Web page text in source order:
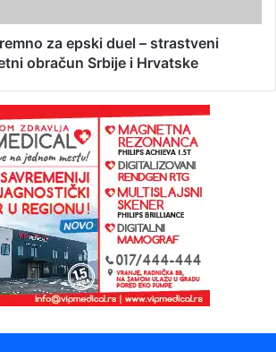
za epski duel – strastveni
obračun Srbije i Hrvatske